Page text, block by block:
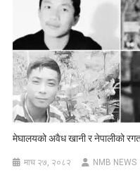
मेघालयको अवैध खानी र नेपालीको
माघ २७, २०८२ NMB NEWS